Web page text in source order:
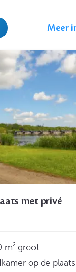
Meer
met privé
m² groot
op de plaats